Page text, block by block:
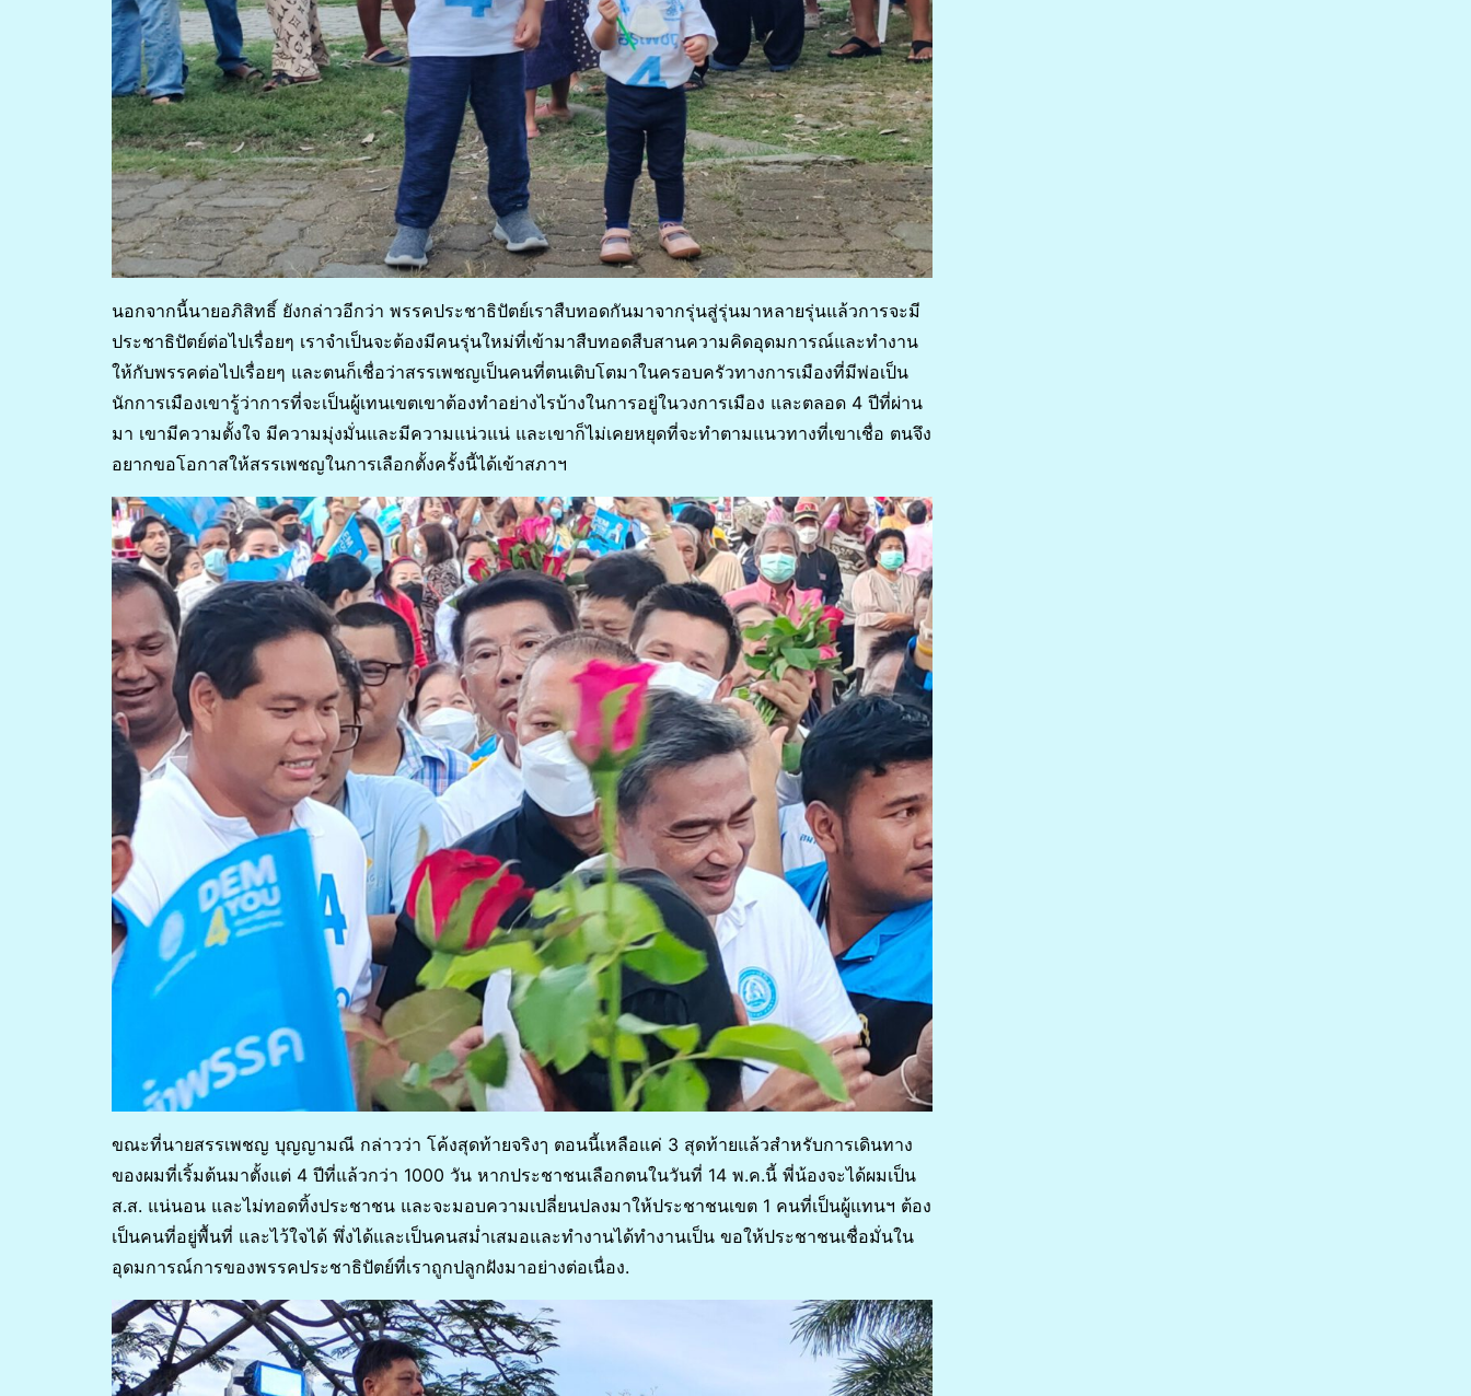
นอกจากนี้นายอภิสิทธิ์ ยังกล่าวอีกว่า พรรคประชาธิปัตย์เราสืบทอดกันมาจากรุ่นสู่รุ่นมาหลายรุ่นแล้วการจะมี
ประชาธิปัตย์ต่อไปเรื่อยๆ เราจำเป็นจะต้องมีคนรุ่นใหม่ที่เข้ามาสืบทอดสืบสานความคิดอุดมการณ์และทำงาน
ให้กับพรรคต่อไปเรื่อยๆ และตนก็เชื่อว่าสรรเพชญเป็นคนที่ตนเติบโตมาในครอบครัวทางการเมืองที่มีพ่อเป็น
นักการเมืองเขารู้ว่าการที่จะเป็นผู้เทนเขตเขาต้องทำอย่างไรบ้างในการอยู่ในวงการเมือง และตลอด 4 ปีที่ผ่าน
มา เขามีความตั้งใจ มีความมุ่งมั่นและมีความแน่วแน่ และเขาก็ไม่เคยหยุดที่จะทำตามแนวทางที่เขาเชื่อ ตนจึง
อยากขอโอกาสให้สรรเพชญในการเลือกตั้งครั้งนี้ได้เข้าสภาฯ
ขณะที่นายสรรเพชญ บุญญามณี กล่าวว่า โค้งสุดท้ายจริงๅ ตอนนี้เหลือแค่ 3 สุดท้ายแล้วสำหรับการเดินทาง
ของผมที่เริ้มต้นมาตั้งแต่ 4 ปีที่แล้วกว่า 1000 วัน หากประชาชนเลือกตนในวันที่ 14 พ.ค.นี้ พี่น้องจะได้ผมเป็น
ส.ส. แน่นอน และไม่ทอดทิ้งประชาชน และจะมอบความเปลี่ยนปลงมาให้ประชาชนเขต 1 คนที่เป็นผู้แทนฯ ต้อง
เป็นคนที่อยู่พื้นที่ และไว้ใจได้ พึ่งได้และเป็นคนสม่ำเสมอและทำงานได้ทำงานเป็น ขอให้ประชาชนเชื่อมั่นใน
อุดมการณ์การของพรรคประชาธิปัตย์ที่เราถูกปลูกฝังมาอย่างต่อเนื่อง.